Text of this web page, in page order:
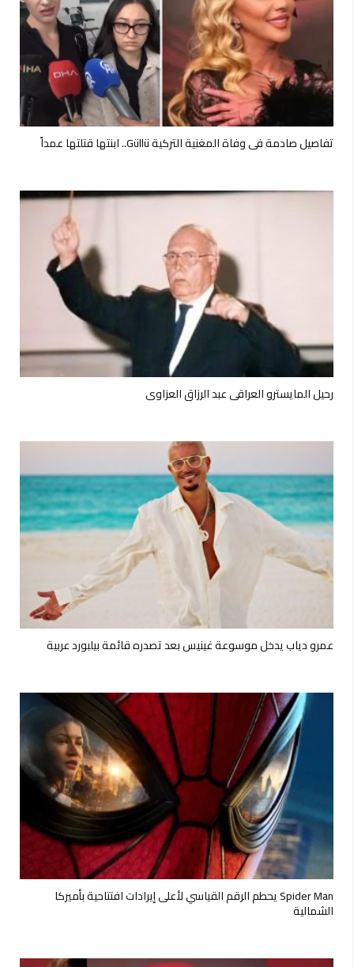
تفاصيل صادمة في وفاة المغنية التركية Güllü.. ابنتها قتلتها عمداً
رحيل المايسترو العراقي عبد الرزاق العزاوي
عمرو دياب يدخل موسوعة غينيس بعد تصدره قائمة بيلبورد عربية
Spider Man يحطم الرقم القياسي لأعلى إيرادات افتتاحية بأميركا
الشمالية